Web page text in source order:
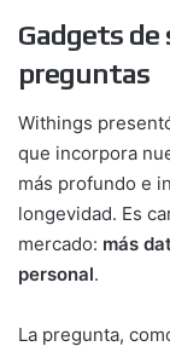
Gadgets
preguntas
Withings
que incorpora
más profundo e
longevidad. Es
mercado: más
personal.
La pregunta,